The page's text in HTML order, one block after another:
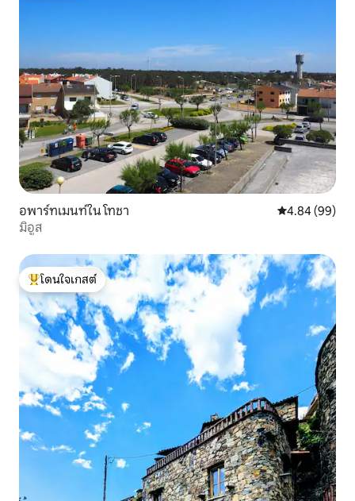
อพาร์ทเมนท์ใน โทชา คะแนนเฉลี่ย
4.84 (99)
มิอูส
โดนใจเกสต์ที่สุด
โดนใจเกสต์